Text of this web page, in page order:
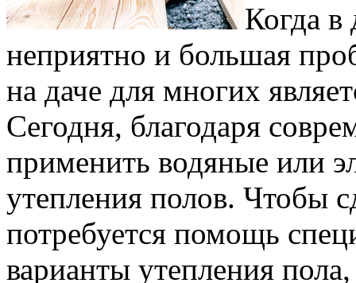
Когда в
неприятно и большая
на даче для многих
Сегодня, благодаря
применить водяные или
утепления полов. Чтобы
потребуется помощь
варианты утепления